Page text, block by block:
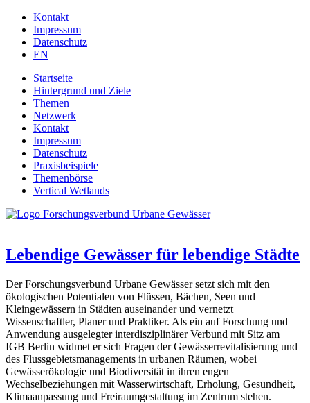
Jump to navigation
Kontakt
Impressum
Datenschutz
EN
Startseite
Hintergrund und Ziele
Themen
Netzwerk
Kontakt
Impressum
Datenschutz
Praxisbeispiele
Themenbörse
Vertical Wetlands
Lebendige Gewässer für lebendige Städte
Der Forschungsverbund Urbane Gewässer setzt sich mit den
ökologischen Potentialen von Flüssen, Bächen, Seen und
Kleingewässern in Städten auseinander und vernetzt
Wissenschaftler, Planer und Praktiker. Als ein auf Forschung und
Anwendung ausgelegter interdisziplinärer Verbund mit Sitz am
IGB Berlin widmet er sich Fragen der Gewässerrevitalisierung und
des Flussgebietsmanagements in urbanen Räumen, wobei
Gewässerökologie und Biodiversität in ihren engen
Wechselbeziehungen mit Wasserwirtschaft, Erholung, Gesundheit,
Klimaanpassung und Freiraumgestaltung im Zentrum stehen.